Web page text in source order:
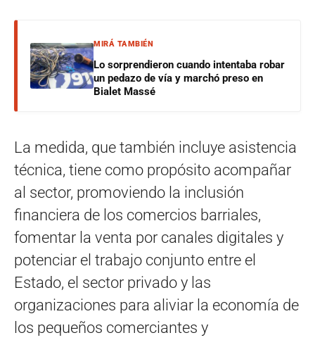
MIRÁ TAMBIÉN
Lo sorprendieron cuando intentaba robar
un pedazo de vía y marchó preso en
Bialet Massé
La medida, que también incluye asistencia
técnica, tiene como propósito acompañar
al sector, promoviendo la inclusión
financiera de los comercios barriales,
fomentar la venta por canales digitales y
potenciar el trabajo conjunto entre el
Estado, el sector privado y las
organizaciones para aliviar la economía de
los pequeños comerciantes y